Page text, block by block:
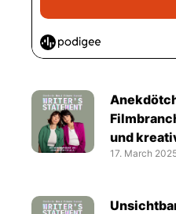
und
17. March